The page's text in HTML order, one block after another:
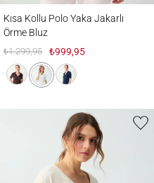
Kısa Kollu Polo Yaka Jakarlı
Örme Bluz
₺1.299,95 ₺999,95